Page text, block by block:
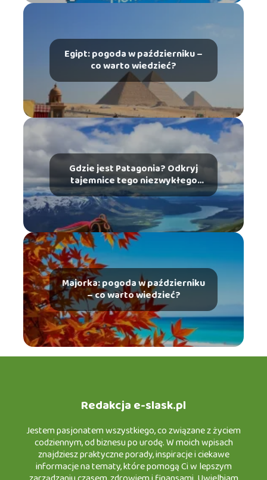
Egipt: pogoda w październiku –
co warto wiedzieć?
Gdzie jest Patagonia? Odkryj
tajemnice tego niezwykłego
miejsca
Majorka: pogoda w październiku
– co warto wiedzieć?
Redakcja e-slask.pl
Jestem pasjonatem wszystkiego, co związane z życiem
codziennym, od biznesu po urodę. W moich wpisach
znajdziesz praktyczne porady, inspiracje i ciekawe
informacje na tematy, które pomogą Ci w lepszym